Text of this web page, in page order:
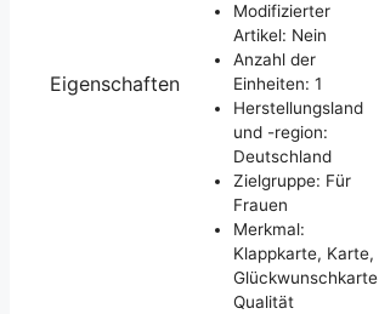
Eigenschaften
Modifizierter
Artikel: Nein
Anzahl der
Einheiten: 1
Herstellungsland
und -region:
Deutschland
Zielgruppe: Für
Frauen
Merkmal:
Klappkarte, Karte,
Glückwunschkarte
Qualität